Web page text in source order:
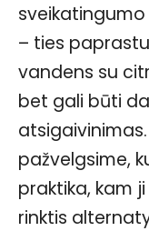
– ties
vandens su
bet gali būti
pažvelgsime,
praktika, kam
rinktis